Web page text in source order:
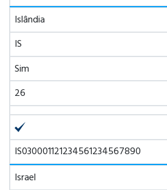
Islândia
IS
Sim
26
IS030001121234561234567890
Israel